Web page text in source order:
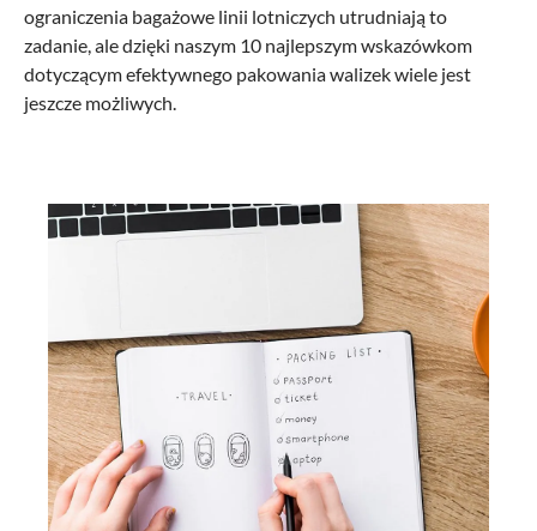
ograniczenia bagażowe linii lotniczych utrudniają to
zadanie, ale dzięki naszym 10 najlepszym wskazówkom
dotyczącym efektywnego pakowania walizek wiele jest
jeszcze możliwych.